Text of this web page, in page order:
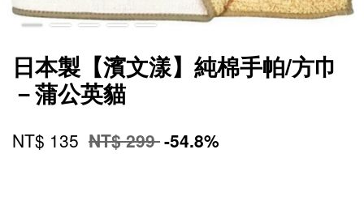
日本製【濱文漾】純棉手帕/方巾
－蒲公英貓
NT$ 135 NT$ 299-54.8%